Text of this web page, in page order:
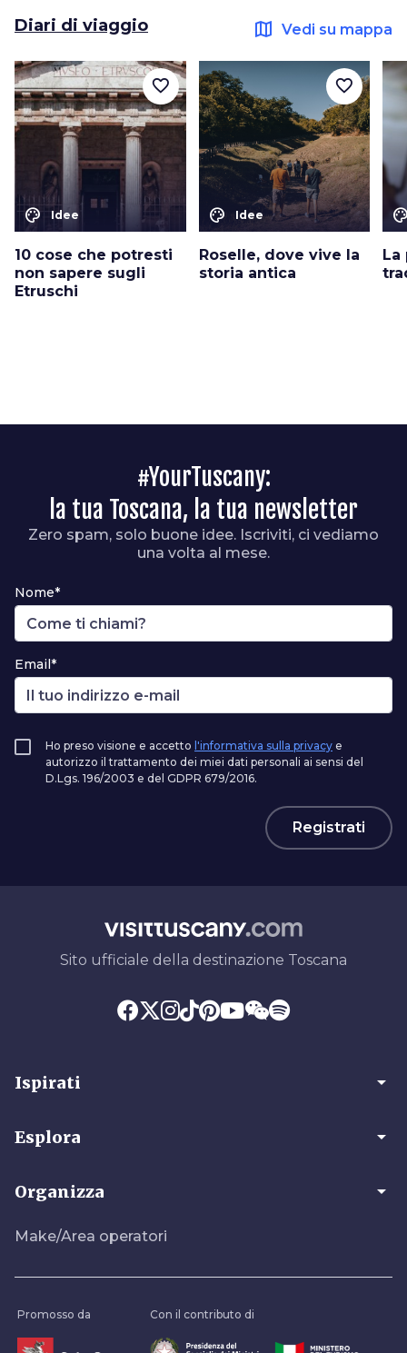
Diari di viaggio map Vedi su mappa
color_lens Idee
10 cose che potresti
non sapere sugli
Etruschi
favorite_border
color_lens Idee
Roselle, dove vive la
storia antica
favorite_border
#YourTuscany:
la tua Toscana, la tua newsletter
Zero spam, solo buone idee. Iscriviti, ci vediamo
una volta al mese.
Nome*
Email*
Ho preso visione e accetto l'informativa sulla privacy e
autorizzo il trattamento dei miei dati personali ai sensi del
D.Lgs. 196/2003 e del GDPR 679/2016.
Registrati
Sito ufficiale della destinazione Toscana
Ispirati arrow_drop_down
Esplora arrow_drop_down
Organizza arrow_drop_down
Make/Area operatori
Promosso da Con il contributo di